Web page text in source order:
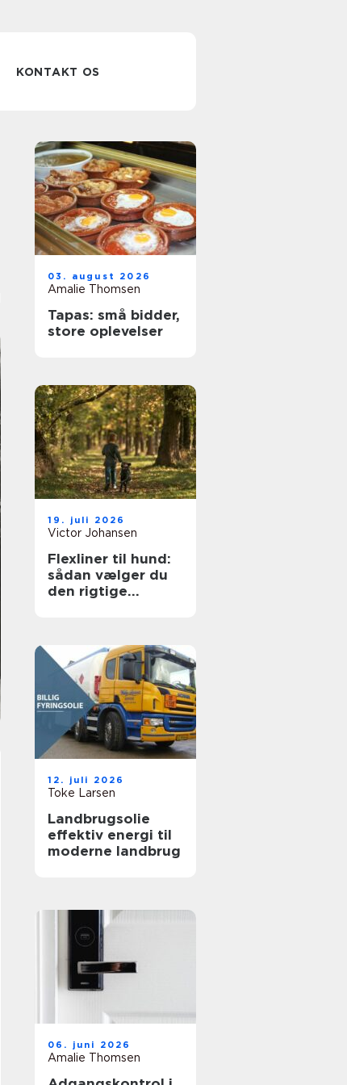
KONTAKT OS
03. august 2026
Amalie Thomsen
Tapas: små bidder,
store oplevelser
19. juli 2026
Victor Johansen
Flexliner til hund:
sådan vælger du
den rigtige
12. juli 2026
Toke Larsen
Landbrugsolie
effektiv energi til
moderne landbrug
06. juni 2026
Amalie Thomsen